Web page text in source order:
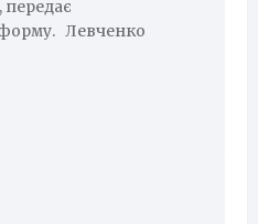
передає
Левченко